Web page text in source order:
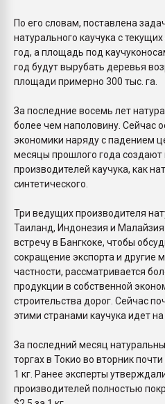
По его словам, поставлена
натурального каучука с
год, а площадь под
год будут вырубать деревья
площади примерно 300 тыс. га.
За последние восемь лет
более чем наполовину. Сейчас
экономики наряду с падением
месяцы прошлого года создают
производителей каучука, как
синтетического.
Три ведущих производителя
Таиланд, Индонезия и
встречу в Бангкоке, чтобы
сокращение экспорта и другие
частности, рассматривается
продукции в собственной
строительства дорог. Сейчас
этими странами каучука идет на
За последний месяц
торгах в Токио во вторник
1 кг. Ранее эксперты
производителей полностью